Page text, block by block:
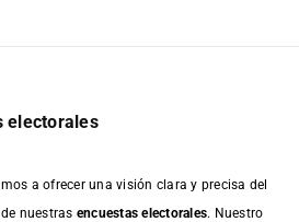
electorales
a ofrecer una visión clara y precisa del
nuestras encuestas electorales. Nuestro